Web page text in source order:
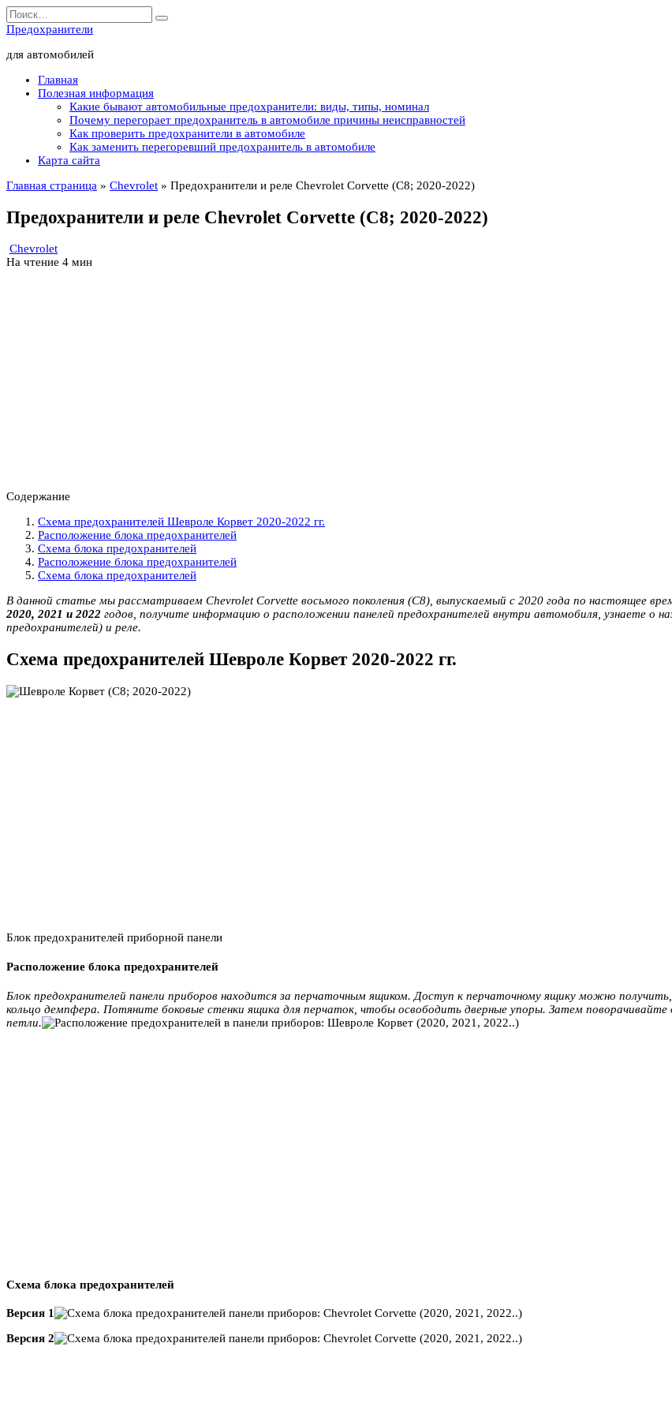
Перейти
к
содержанию
Search
for:
Предохранители
для автомобилей
Главная
Полезная информация
Какие бывают автомобильные предохранители: виды, типы, номинал
Почему перегорает предохранитель в автомобиле причины неисправностей
Как проверить предохранители в автомобиле
Как заменить перегоревший предохранитель в автомобиле
Карта сайта
Главная страница » Chevrolet » Предохранители и реле Chevrolet Corvette (C8; 2020-2022)
Предохранители и реле Chevrolet Corvette (C8; 2020-2022)
Chevrolet
На чтение 4 мин
Содержание
Схема предохранителей Шевроле Корвет 2020-2022 гг.
Расположение блока предохранителей
Схема блока предохранителей
Расположение блока предохранителей
Схема блока предохранителей
В данной статье мы рассматриваем Chevrolet Corvette восьмого поколения (C8), выпускаемый с 2020 года по настоящее
2020, 2021 и 2022 годов, получите информацию о расположении панелей предохранителей внутри автомобиля, узнаете о
предохранителей) и реле.
Схема предохранителей Шевроле Корвет 2020-2022 гг.
Блок предохранителей приборной панели
Расположение блока предохранителей
Блок предохранителей панели приборов находится за перчаточным ящиком. Доступ к перчаточному ящику можно
кольцо демпфера. Потяните боковые стенки ящика для перчаток, чтобы освободить дверные упоры. Затем
петли.
Схема блока предохранителей
Версия 1
Версия 2